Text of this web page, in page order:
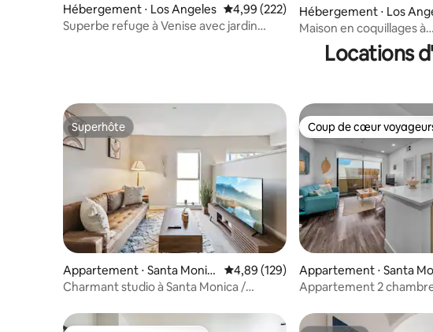
Hébergement ⋅ Los Angeles Évaluation moyenne sur la base de
4,99 (222)
Superbe refuge à Venise avec jardin
Hébergement ⋅ Los
Maison en coquillages à
Venice ~ Bungalow de
Locations
Superhôte
Superhôte
Appartement ⋅ Santa Monic
a
Évaluation moyenne sur la base de
4,89 (129)
Charmant studio à Santa Monica /
Coup de cœur
Coup de cœur
Appartement ⋅ Santa
a
Appartement 2
de la plage